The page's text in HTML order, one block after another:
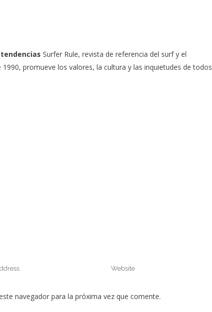
Surfer Rule, revista de referencia del surf y el
promueve los valores, la cultura y las inquietudes de todos
navegador para la próxima vez que comente.